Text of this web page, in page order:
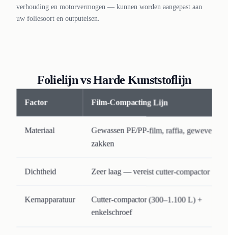
verhouding en motorvermogen — kunnen worden aangepast aan
uw foliesoort en outputeisen.
Folielijn vs Harde Kunststoflijn
Factor Film-Compacting Lijn
Materiaal Gewassen PE/PP-film, raffia, geweven
zakken
Dichtheid Zeer laag — vereist cutter-compactor
Kernapparatuur Cutter-compactor (300–1.100 L) +
enkelschroef